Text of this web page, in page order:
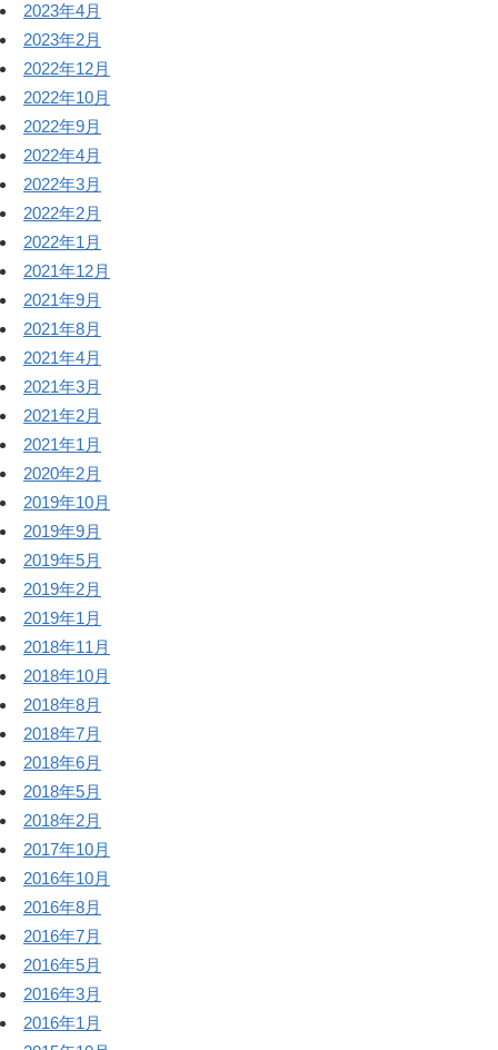
2023年4月
2023年2月
2022年12月
2022年10月
2022年9月
2022年4月
2022年3月
2022年2月
2022年1月
2021年12月
2021年9月
2021年8月
2021年4月
2021年3月
2021年2月
2021年1月
2020年2月
2019年10月
2019年9月
2019年5月
2019年2月
2019年1月
2018年11月
2018年10月
2018年8月
2018年7月
2018年6月
2018年5月
2018年2月
2017年10月
2016年10月
2016年8月
2016年7月
2016年5月
2016年3月
2016年1月